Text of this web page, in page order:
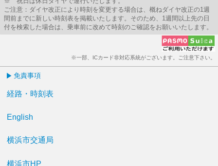
ご注意：ダイヤ改正により時刻を変更する場合は、概ねダイヤ改正の1週
間前までに新しい時刻表を掲載いたします。そのため、1週間以上先の日
付を検索した場合は、乗車前に改めて時刻のご確認をお願いいたします。
※一部、ICカード非対応系統がございます。ご注意下さい。
免責事項
経路・時刻表
English
横浜市交通局
横浜市HP